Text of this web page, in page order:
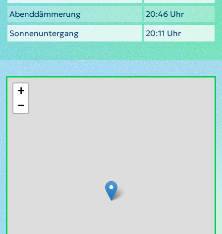
Abenddämmerung
20:46 Uhr
Sonnenuntergang
20:11 Uhr
+
−